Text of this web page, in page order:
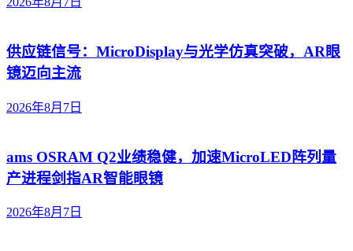
供应链信号：MicroDisplay与光学仿真突破，AR眼
镜迈向主流
2026年8月7日
ams OSRAM Q2业绩稳健，加速MicroLED阵列量
产进程剑指AR智能眼镜
2026年8月7日